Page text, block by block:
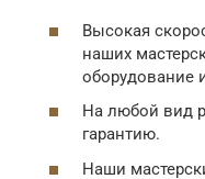
Высокая
наших
оборудование
На любой вид
гарантию.
Наши